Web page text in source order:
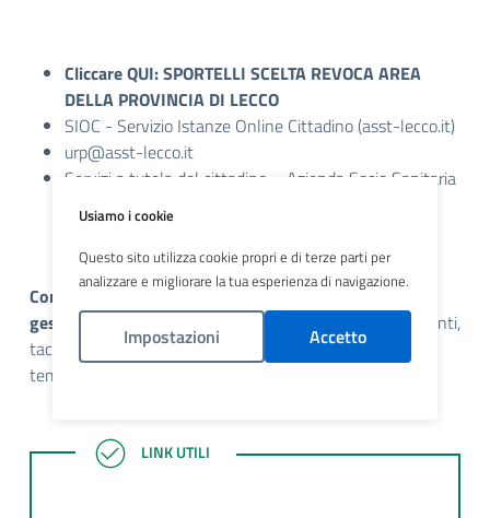
CliccareQUI: SPORTELLI SCELTA REVOCA AREA
DELLA PROVINCIA DI LECCO
SIOC - Servizio Istanze Online Cittadino (asst-lecco.it)
urp@asst-lecco.it
Servizi a tutela del cittadino – Azienda Socio Sanitaria
Territoriale (asst-lecco.it)
Con il Fascicolo Sanitario Elettronico è possibile
gestire:
esenzioni, cambio medico, prenotazioni, pagamenti,
taccuino (inserire referti), rinnovo assistenza sanitaria
temporanea, attivare l'invio di ricette via SMS.
LINK UTILI
LINK UTILI
Usiamo i cookie
Questo sito utilizza cookie propri e di terze parti per
analizzare e migliorare la tua esperienza di navigazione.
Impostazioni Accetto